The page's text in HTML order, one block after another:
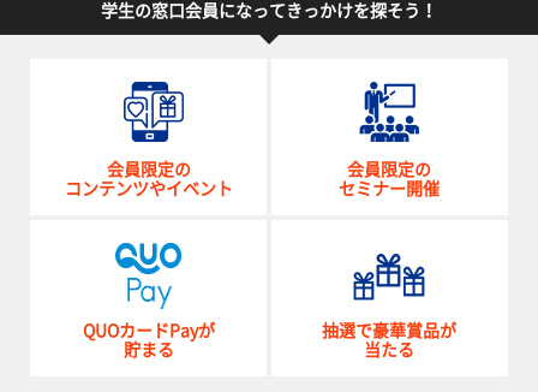
学生の窓口会員になってきっかけを探そう！
会員限定の
コンテンツやイベント
会員限定の
セミナー開催
QUOカードPayが
貯まる
抽選で豪華賞品が
当たる